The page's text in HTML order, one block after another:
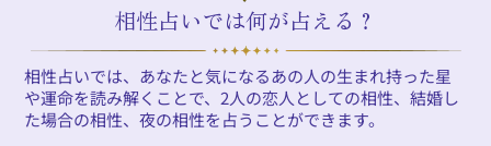
相性占いでは何が占える？
相性占いでは、あなたと気になるあの人の生まれ持った星
や運命を読み解くことで、2人の恋人としての相性、結婚し
た場合の相性、夜の相性を占うことができます。